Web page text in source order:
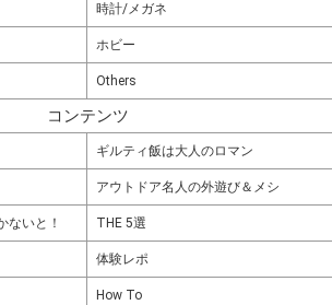
時計/メガネ
ホビー
Others
コンテンツ
ギルティ飯は大人のロマン
アウトドア名人の外遊び＆メシ
ないと！ THE 5選
体験レポ
How To